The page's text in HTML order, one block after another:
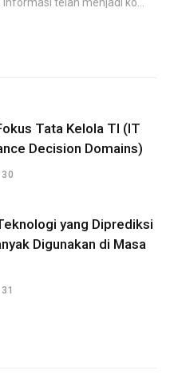
Tata Kelola TI (IT
Decision Domains)
yang Diprediksi
Digunakan di Masa